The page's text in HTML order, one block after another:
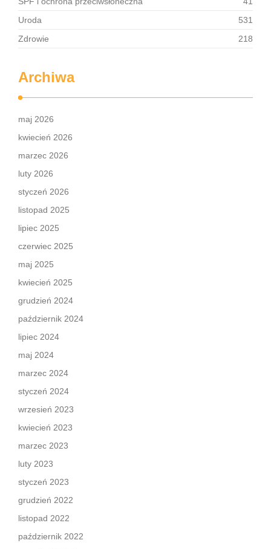
Uroda
531
Zdrowie
218
Archiwa
maj 2026
kwiecień 2026
marzec 2026
luty 2026
styczeń 2026
listopad 2025
lipiec 2025
czerwiec 2025
maj 2025
kwiecień 2025
grudzień 2024
październik 2024
lipiec 2024
maj 2024
marzec 2024
styczeń 2024
wrzesień 2023
kwiecień 2023
marzec 2023
luty 2023
styczeń 2023
grudzień 2022
listopad 2022
październik 2022